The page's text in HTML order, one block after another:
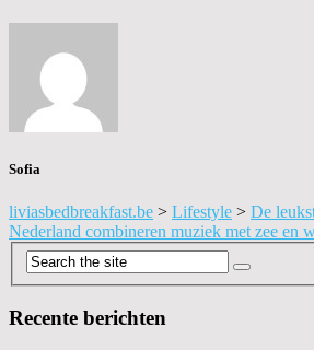
Sofia
liviasbedbreakfast.be > Lifestyle > De
Nederland combineren muziek met zee en
Recente berichten